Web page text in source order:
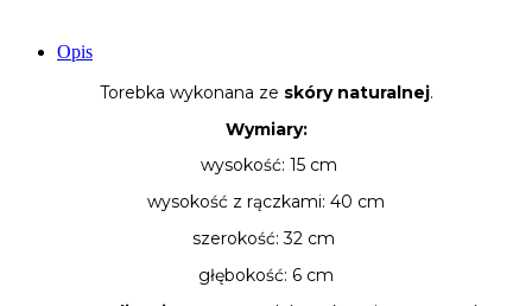
Opis
Torebka wykonana ze skóry naturalnej.
Wymiary:
wysokość: 15 cm
wysokość z rączkami: 40 cm
szerokość: 32 cm
głębokość: 6 cm